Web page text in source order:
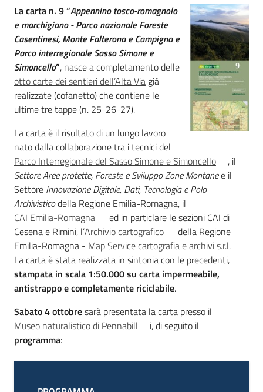
Ambiente
Argomenti
Novità
Servizi
Leggi Atti Bandi
Piani Programmi
Progetti
Introduzione
La carta n. 9 “Appennino tosco-romagnolo
e marchigiano - Parco nazionale Foreste
Casentinesi, Monte Falterona e Campigna e
Parco interregionale Sasso Simone e
Simoncello”, nasce a completamento delle
otto carte dei sentieri dell’Alta Via già
realizzate (cofanetto) che contiene le
ultime tre tappe (n. 25-26-27).
La carta è il risultato di un lungo lavoro
nato dalla collaborazione tra i tecnici del
Parco Interregionale del Sasso Simone e Simoncello
, il
Settore Aree protette, Foreste e Sviluppo Zone Montanee il
Settore Innovazione Digitale, Dati, Tecnologia e Polo
Archivisticodella Regione Emilia-Romagna, il
CAI Emilia-Romagna
ed in particlare le sezioni CAI di
Cesena e Rimini, l’Archivio cartografico
della Regione
Emilia-Romagna - Map Service cartografia e archivi s.r.l.
La carta è stata realizzata in sintonia con le precedenti,
stampata in scala 1:50.000 su carta impermeabile,
antistrappo e completamente riciclabile.
Sabato 4 ottobresarà presentata la carta presso il
Museo naturalistico di Pennabill
i, di seguito il
programma: